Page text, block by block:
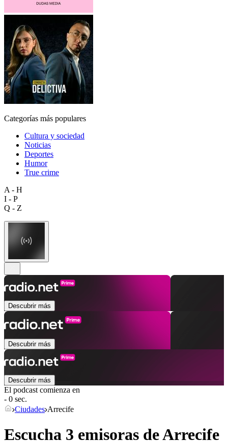
Categorías más populares
Cultura y sociedad
Noticias
Deportes
Humor
True crime
A - H
I - P
Q - Z
Descubrir más
Descubrir más
Descubrir más
El podcast comienza en
- 0 sec.
Ciudades Arrecife
Escucha 3 emisoras deArrecife